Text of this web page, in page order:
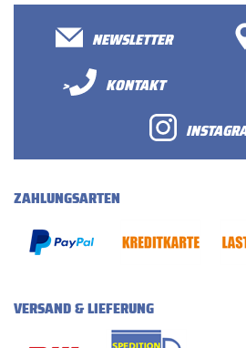
NEWSLETTER
>
KONTAKT
ZAHLUNGSARTEN
VERSAND & LIEFERUNG